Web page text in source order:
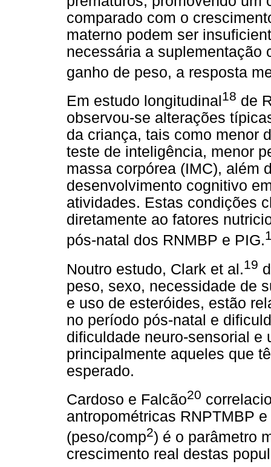
comparado com o
materno podem ser
necessária a suplementação
ganho de peso, a resposta
Em estudo longitudinal 18 de
observou-se alterações
da criança, tais como menor
teste de inteligência, menor
massa corpórea (IMC), além
desenvolvimento cognitivo
atividades. Estas condições
diretamente ao fatores
pós-natal dos RNMBP e PIG.
Noutro estudo, Clark et al.19
peso, sexo, necessidade de
e uso de esteróides, estão
no período pós-natal e
dificuldade neuro-sensorial e
principalmente aqueles que
esperado.
Cardoso e Falcão20
antropométricas RNPTMBP
(peso/comp2) é o parâmetro
crescimento real destas